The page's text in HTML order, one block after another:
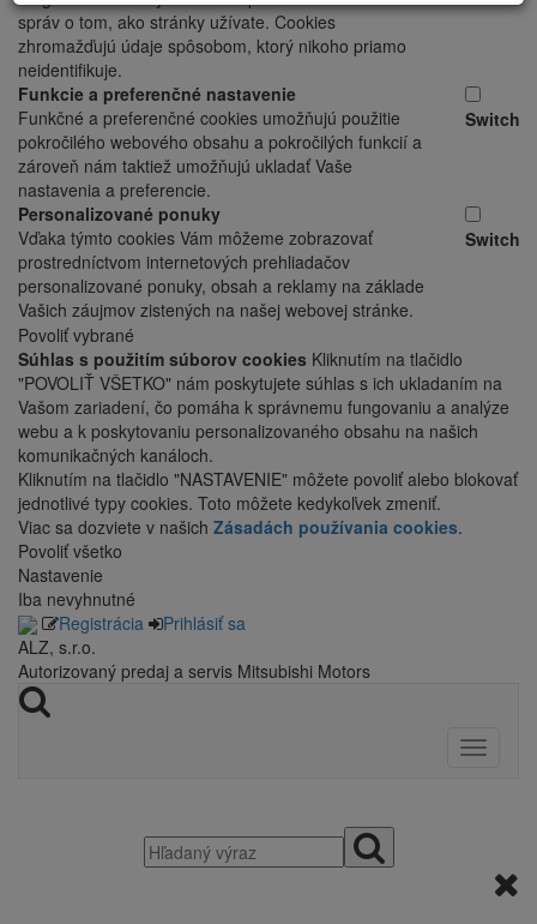
správ o tom, ako stránky užívate. Cookies
zhromažďujú údaje spôsobom, ktorý nikoho priamo
neidentifikuje.
Funkcie a preferenčné nastavenie
Funkčné a preferenčné cookies umožňujú použitie
pokročilého webového obsahu a pokročilých funkcií a
zároveň nám taktiež umožňujú ukladať Vaše
nastavenia a preferencie.
Switch
Personalizované ponuky
Vďaka týmto cookies Vám môžeme zobrazovať
prostredníctvom internetových prehliadačov
personalizované ponuky, obsah a reklamy na základe
Vašich záujmov zistených na našej webovej stránke.
Switch
Povoliť vybrané
Súhlas s použitím súborov cookies Kliknutím na tlačidlo
"POVOLIŤ VŠETKO" nám poskytujete súhlas s ich ukladaním na
Vašom zariadení, čo pomáha k správnemu fungovaniu a analýze
webu a k poskytovaniu personalizovaného obsahu na našich
komunikačných kanáloch.
Kliknutím na tlačidlo "NASTAVENIE" môžete povoliť alebo blokovať
jednotlivé typy cookies. Toto môžete kedykoľvek zmeniť.
Viac sa dozviete v našich Zásadách používania cookies.
Povoliť všetko
Nastavenie
Iba nevyhnutné
Registrácia
Prihlásiť sa
ALZ, s.r.o.
Autorizovaný predaj a servis Mitsubishi Motors